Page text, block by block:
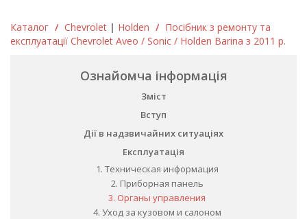
Каталог / Chevrolet | Holden / Посібник з ремонту та
експлуатації Chevrolet Aveo / Sonic / Holden Barina з 2011 р.
Ознайомча інформація
Зміст
Вступ
Дії в надзвичайних ситуаціях
Експлуатація
1. Техническая информация
2. Приборная панель
3. Органы управления
4. Уход за кузовом и салоном